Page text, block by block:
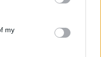
its third-party tags to
in below Google
my
γκαρντ θα
τα προπονητικά) για